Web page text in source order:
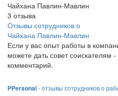
Чайхана Павлин-Мавлин
3 отзыва
Отзывы сотрудников о
Чайхана Павлин-Мавлин
Если у вас опыт работы в
можете дать совет соискателям -
комментарий.
PPersonal- отзывы сотрудников о